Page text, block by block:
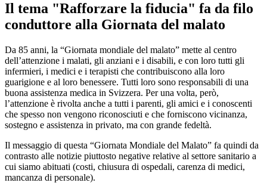
Il tema "Rafforzare la fiducia" fa da filo
conduttore alla Giornata del malato
Da 85 anni, la “Giornata mondiale del malato” mette al centro
dell’attenzione i malati, gli anziani e i disabili, e con loro tutti gli
infermieri, i medici e i terapisti che contribuiscono alla loro
guarigione e al loro benessere. Tutti loro sono responsabili di una
buona assistenza medica in Svizzera. Per una volta, però,
l’attenzione è rivolta anche a tutti i parenti, gli amici e i conoscenti
che spesso non vengono riconosciuti e che forniscono vicinanza,
sostegno e assistenza in privato, ma con grande fedeltà.
Il messaggio di questa “Giornata Mondiale del Malato” fa quindi da
contrasto alle notizie piuttosto negative relative al settore sanitario a
cui siamo abituati (costi, chiusura di ospedali, carenza di medici,
mancanza di personale).